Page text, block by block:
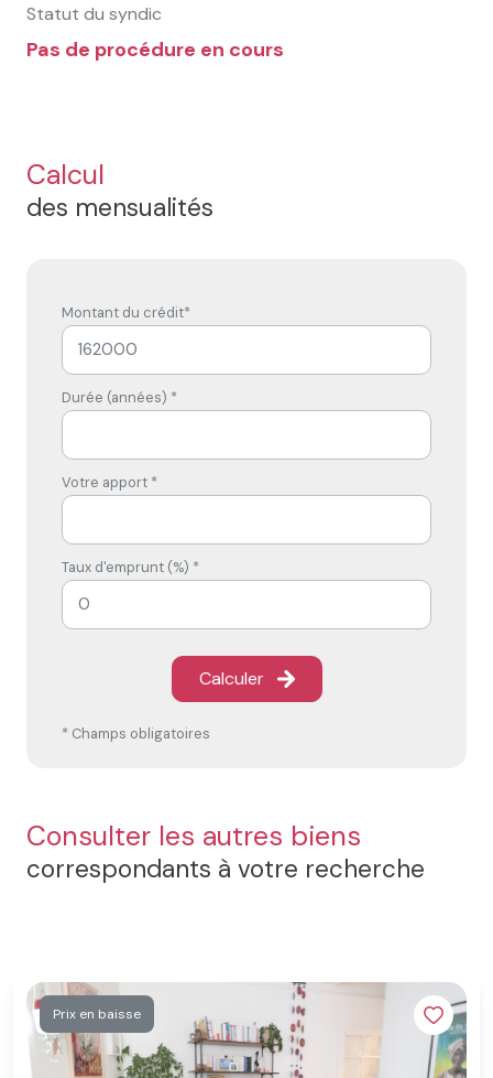
Statut du syndic
Pas de procédure en cours
Calcul
des mensualités
Montant du crédit*
Durée (années) *
Votre apport *
Taux d'emprunt (%) *
Calculer
* Champs obligatoires
Consulter les autres biens
correspondants à votre recherche
Prix en baisse